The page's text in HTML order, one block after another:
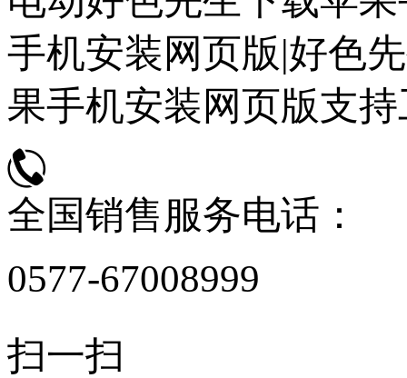
手机安装网页版|好色
果手机安装网页版支
全国销售服务电话：
0577-67008999
扫一扫